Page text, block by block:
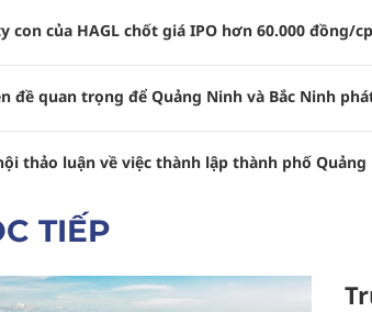
con của HAGL chốt giá IPO hơn 60.000 đồng/cp
đề quan trọng để Quảng Ninh và Bắc Ninh
thảo luận về việc thành lập thành phố
TIẾP